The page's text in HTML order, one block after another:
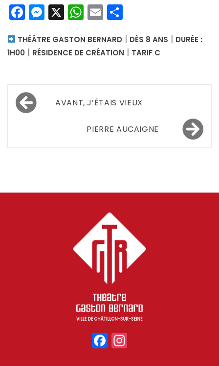
Facebook
Messenger
X WhatsApp
Email
THÉÂTRE GASTON BERNARD | DÈS 8 ANS | DURÉE :
1H00 | RÉSIDENCE DE CRÉATION | TARIF C
Navigation
de
AVANT, J’ÉTAIS VIEUX
PIERRE AUCAIGNE
Facebook